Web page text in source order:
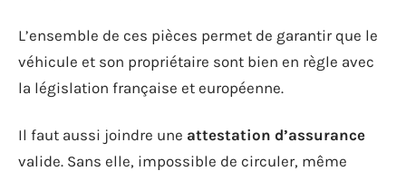
L’ensemble de ces pièces permet de garantir que le
véhicule et son propriétaire sont bien en règle avec
la législation française et européenne.
Il faut aussi joindre une attestation d’assurance
valide. Sans elle, impossible de circuler, même